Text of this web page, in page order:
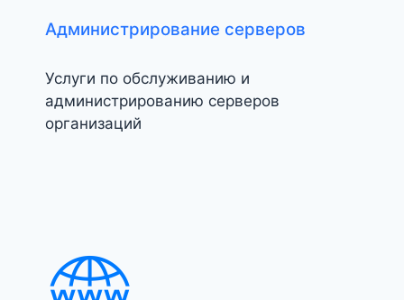
Администрирование серверов
Услуги по обслуживанию и
администрированию серверов
организаций